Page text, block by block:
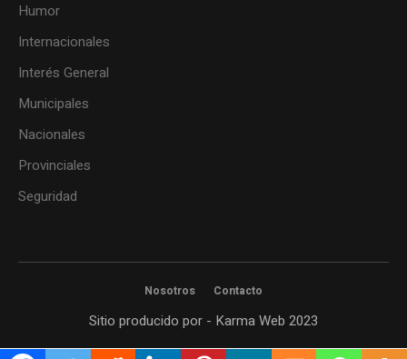
Humor
Internacionales
Interés General
Municipales
Nacionales
Provinciales
Seguridad
Nosotros Contacto
Sitio producido por - Karma Web 2023